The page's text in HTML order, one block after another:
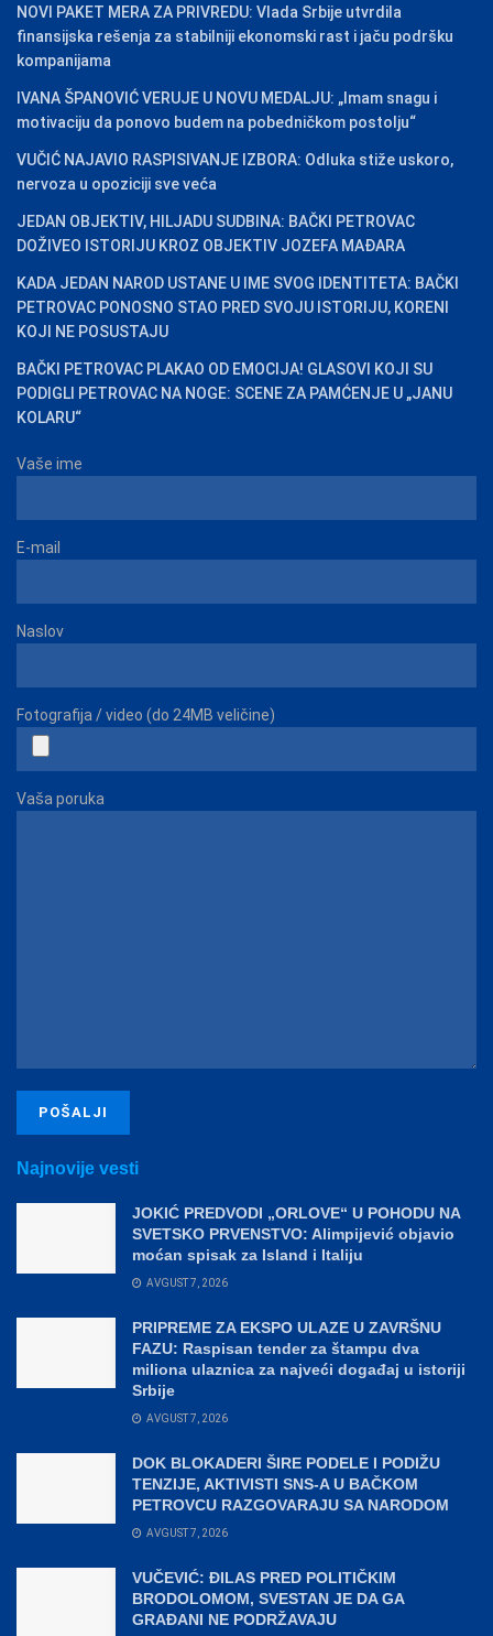
NOVI PAKET MERA ZA PRIVREDU: Vlada Srbije utvrdila
finansijska rešenja za stabilniji ekonomski rast i jaču podršku
kompanijama
IVANA ŠPANOVIĆ VERUJE U NOVU MEDALJU: „Imam snagu i
motivaciju da ponovo budem na pobedničkom postolju“
VUČIĆ NAJAVIO RASPISIVANJE IZBORA: Odluka stiže uskoro,
nervoza u opoziciji sve veća
JEDAN OBJEKTIV, HILJADU SUDBINA: BAČKI PETROVAC
DOŽIVEO ISTORIJU KROZ OBJEKTIV JOZEFA MAĐARA
KADA JEDAN NAROD USTANE U IME SVOG IDENTITETA: BAČKI
PETROVAC PONOSNO STAO PRED SVOJU ISTORIJU, KORENI
KOJI NE POSUSTAJU
BAČKI PETROVAC PLAKAO OD EMOCIJA! GLASOVI KOJI SU
PODIGLI PETROVAC NA NOGE: SCENE ZA PAMĆENJE U „JANU
KOLARU“
Vaše ime
E-mail
Naslov
Fotografija / video (do 24MB veličine)
Vaša poruka
Najnovije vesti
JOKIĆ PREDVODI „ORLOVE“ U POHODU NA
SVETSKO PRVENSTVO: Alimpijević objavio
moćan spisak za Island i Italiju
AVGUST 7, 2026
PRIPREME ZA EKSPO ULAZE U ZAVRŠNU
FAZU: Raspisan tender za štampu dva
miliona ulaznica za najveći događaj u istoriji
Srbije
AVGUST 7, 2026
DOK BLOKADERI ŠIRE PODELE I PODIŽU
TENZIJE, AKTIVISTI SNS-A U BAČKOM
PETROVCU RAZGOVARAJU SA NARODOM
AVGUST 7, 2026
VUČEVIĆ: ĐILAS PRED POLITIČKIM
BRODOLOMOM, SVESTAN JE DA GA
GRAĐANI NE PODRŽAVAJU